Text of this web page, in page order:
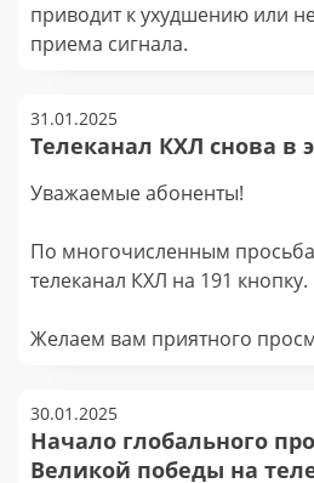
приводит к ухудшению или
приема сигнала.
31.01.2025
Телеканал КХЛ снова в
Уважаемые абоненты!
По многочисленным
телеканал КХЛ на 191 кнопку.
Желаем вам приятного
30.01.2025
Начало глобального
Великой победы на